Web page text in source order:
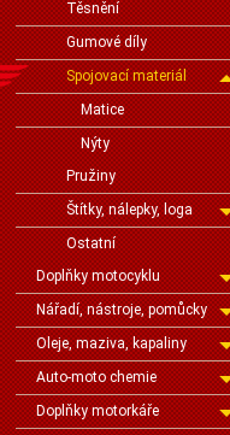
Těsnění
Gumové díly
Spojovací materiál
Matice
Nýty
Pružiny
Štítky, nálepky, loga
Ostatní
Doplňky motocyklu
Nářadí, nástroje, pomůcky
Oleje, maziva, kapaliny
Auto-moto chemie
Doplňky motorkáře